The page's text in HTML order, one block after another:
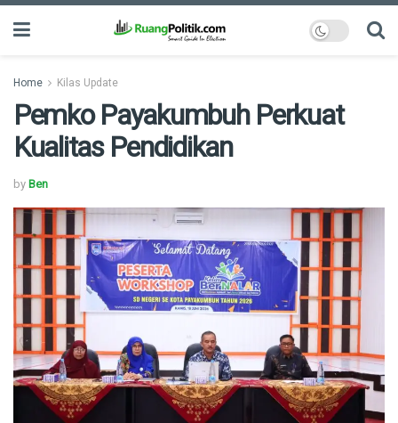
Home Kilas Update
Pemko Payakumbuh Perkuat
Kualitas Pendidikan
by Ben